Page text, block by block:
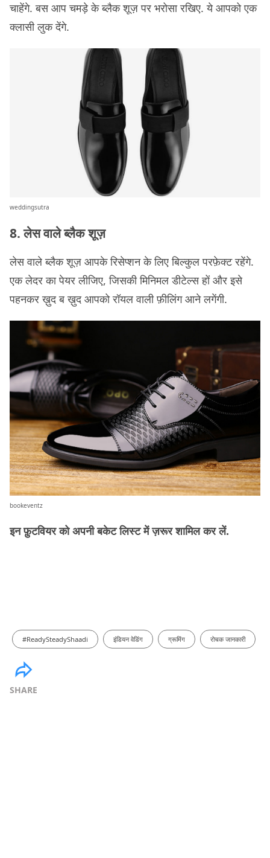
चाहेंगे. बस आप चमड़े के ब्लैक शूज़ पर भरोसा रखिए. ये आपको एक
क्लासी लुक देंगे.
weddingsutra
8. लेस वाले ब्लैक शूज़
लेस वाले ब्लैक शूज़ आपके रिसेप्शन के लिए बिल्कुल परफ़ेक्ट रहेंगे.
एक लेदर का पेयर लीजिए, जिसकी मिनिमल डीटेल्स हों और इसे
पहनकर ख़ुद ब ख़ुद आपको रॉयल वाली फ़ीलिंग आने लगेंगी.
bookeventz
इन फ़ुटवियर को अपनी बकेट लिस्ट में ज़रूर शामिल कर लें.
#ReadySteadyShaadi इंडियन वेडिंग ग्रूमिंग रोचक जानकारी
SHARE